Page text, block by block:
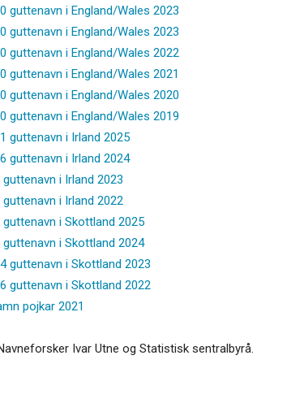
guttenavn i England/Wales 2023
guttenavn i England/Wales 2023
guttenavn i England/Wales 2022
guttenavn i England/Wales 2021
guttenavn i England/Wales 2020
guttenavn i England/Wales 2019
guttenavn i Irland 2025
guttenavn i Irland 2024
i Irland 2023
i Irland 2022
guttenavn i Skottland 2025
guttenavn i Skottland 2024
guttenavn i Skottland 2023
guttenavn i Skottland 2022
pojkar 2021
Ivar Utne og Statistisk sentralbyrå.